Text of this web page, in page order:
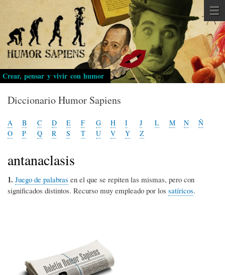
Pasar
al
contenido
principal
Crear, pensar y vivir con humor
Diccionario Humor Sapiens
A B C D E F G H I J L M N
Ñ
O
P Q R S T U V Y Z
antanaclasis
1. Juego de palabras en el que se repiten las mismas, pero con
significados distintos. Recurso muy empleado por los satíricos.